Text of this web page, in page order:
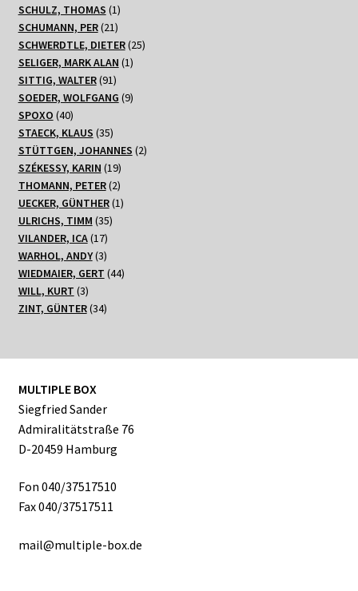
Produkte
SCHULZ, THOMAS 11
Produkt
SCHUMANN, PER 2121
Produkte
SCHWERDTLE, DIETER 2525
SELIGER, MARK ALAN 11
SITTIG, WALTER 9191
Produkte
SOEDER, WOLFGANG 99
SPOXO 4040
Produkte
STAECK, KLAUS 3535
Produkte
STÜTTGEN, JOHANNES 22
SZÉKESSY, KARIN 1919
Produkte
THOMANN, PETER 22
Produkte
UECKER, GÜNTHER 11
ULRICHS, TIMM 3535
VILANDER, ICA 1717
Produkte
WARHOL, ANDY 33
Produkte
WIEDMAIER, GERT 4444
WILL, KURT 33
Produkte
ZINT, GÜNTER 3434
MULTIPLE BOX
Siegfried Sander
Admiralitätstraße 76
D-20459 Hamburg
Fon 040/37517510
Fax 040/37517511
mail@multiple-box.de